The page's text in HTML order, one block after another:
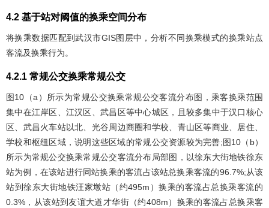
4.2 基于站对阈值的换乘空间分布
将换乘数据匹配到武汉市GIS图层中，分析不同换乘模式的换乘站点
客流及换乘行为。
4.2.1 常规公交换乘常规公交
图10 （a）所示为常规公交换乘常规公交客流分布图，乘客换乘范围
集中在江岸区、江汉区、武昌区等中心城区，且较多集中于汉口核心
区、武昌火车站以北、光谷周边商圈和学校、青山区等商业、居住、
学校和枢纽区域，说明这些区域的常规公交资源较为完善;图10 （b）
所示为常规公交换乘常规公交客流分布局部图，以徐东大街地铁徐东
站为例，在该站进行同站换乘的客流占该站总换乘客流的96.7%;从该
站到徐东大街地铁汪家墩站（约495m）换乘的客流占总换乘客流的
0.3%，从该站到友谊大道才华街（约408m）换乘的客流占总换乘客